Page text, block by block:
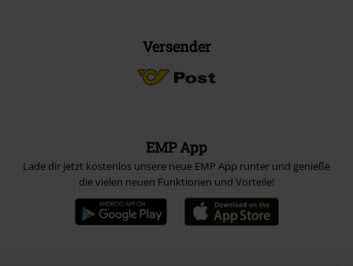
Versender
EMP App
Lade dir jetzt kostenlos unsere neue EMP App runter und genieße
die vielen neuen Funktionen und Vorteile!